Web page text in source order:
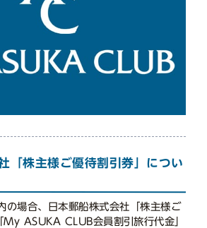
「株主様ご優待割引券」につい
の場合、日本郵船株式会社「株主様ご
My ASUKA CLUB会員割引旅行代金」